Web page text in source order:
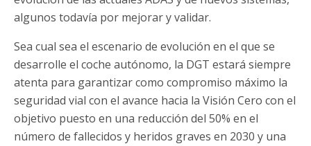
algunos todavía por mejorar y validar.
Sea cual sea el escenario de evolución en el que se
desarrolle el coche autónomo, la DGT estará siempre
atenta para garantizar como compromiso máximo la
seguridad vial con el avance hacia la Visión Cero con el
objetivo puesto en una reducción del 50% en el
número de fallecidos y heridos graves en 2030 y una